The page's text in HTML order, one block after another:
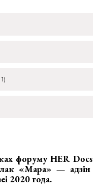
форуму HER Docs
«Мара» — адзін
2020 года.